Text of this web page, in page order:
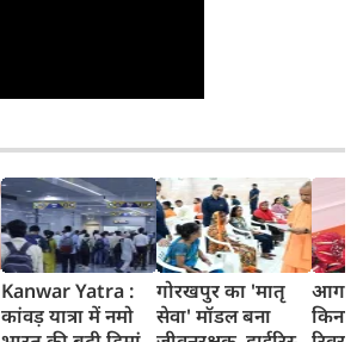
Kanwar Yatra :
कांवड़ यात्रा में नमो
गोरखपुर का 'मातृ
सेवा' मॉडल बना
आगरा